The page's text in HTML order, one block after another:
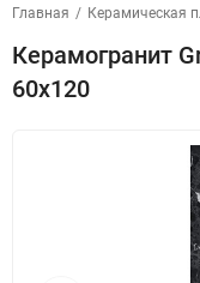
Главная / Керамическая
Керамогранит
60x120